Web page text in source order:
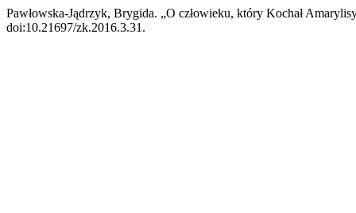
Pawłowska-Jądrzyk, Brygida. „O człowieku, który Kochał
doi:10.21697/zk.2016.3.31.